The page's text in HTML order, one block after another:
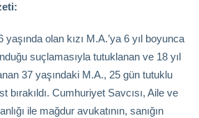
yaşında olan kızı M.A.’ya 6 yıl boyunca
suçlamasıyla tutuklanan ve 18 yıl
37 yaşındaki M.A., 25 gün tutuklu
bırakıldı. Cumhuriyet Savcısı, Aile ve
ile mağdur avukatının, sanığın